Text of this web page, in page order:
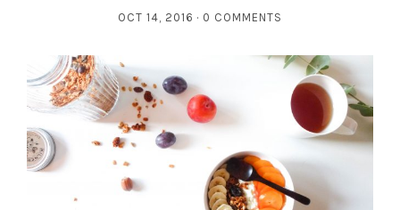
OCT 14, 2016 0 COMMENTS